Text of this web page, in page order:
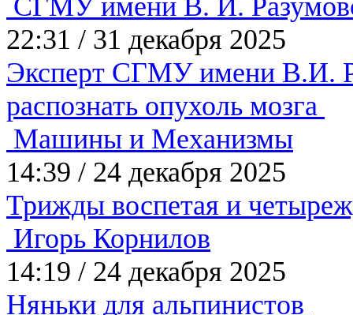
СГМУ имени В. И.
22:31 / 31 декабря 2025
Эксперт СГМУ имени В.И.
распознать опухоль мозга
Машины и Механизмы
14:39 / 24 декабря 2025
Трижды воспетая и
Игорь Корнилов
14:19 / 24 декабря 2025
Няньки для альпинистов